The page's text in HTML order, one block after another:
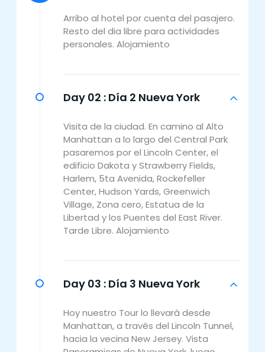
Arribo al hotel por cuenta del pasajero.
Resto del dia libre para actividades
personales. Alojamiento
Day 02 : Día 2 Nueva York
Visita de la ciudad. En camino al Alto
Manhattan a lo largo del Central Park
pasaremos por el Lincoln Center, el
edificio Dakota y Strawberry Fields,
Harlem, 5ta Avenida, Rockefeller
Center, Hudson Yards, Greenwich
Village, Zona cero, Estatua de la
Libertad y los Puentes del East River.
Tarde Libre. Alojamiento
Day 03 : Día 3 Nueva York
Hoy nuestro Tour lo llevará desde
Manhattan, a través del Lincoln Tunnel,
hacia la vecina New Jersey. Vista